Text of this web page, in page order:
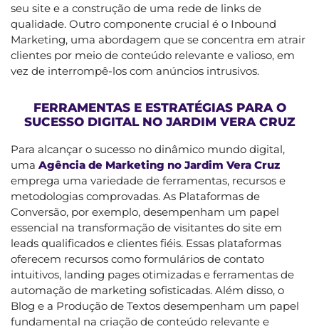
seu site e a construção de uma rede de links de
qualidade. Outro componente crucial é o Inbound
Marketing, uma abordagem que se concentra em atrair
clientes por meio de conteúdo relevante e valioso, em
vez de interrompê-los com anúncios intrusivos.
FERRAMENTAS E ESTRATÉGIAS PARA O
SUCESSO DIGITAL NO JARDIM VERA CRUZ
Para alcançar o sucesso no dinâmico mundo digital,
uma Agência de Marketing no Jardim Vera Cruz
emprega uma variedade de ferramentas, recursos e
metodologias comprovadas. As Plataformas de
Conversão, por exemplo, desempenham um papel
essencial na transformação de visitantes do site em
leads qualificados e clientes fiéis. Essas plataformas
oferecem recursos como formulários de contato
intuitivos, landing pages otimizadas e ferramentas de
automação de marketing sofisticadas. Além disso, o
Blog e a Produção de Textos desempenham um papel
fundamental na criação de conteúdo relevante e